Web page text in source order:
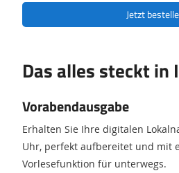
Jetzt
Das alles steckt in
Vorabendausgabe
Erhalten Sie Ihre digitalen
Uhr, perfekt aufbereitet und mit
Vorlesefunktion für unterwegs.